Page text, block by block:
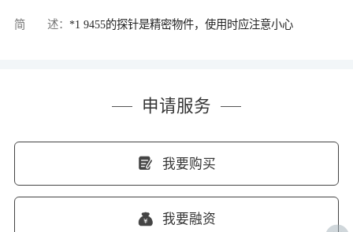
简 述： *1 9455的探针是精密物件，使用时应注意小心
申请服务
我要购买
我要融资